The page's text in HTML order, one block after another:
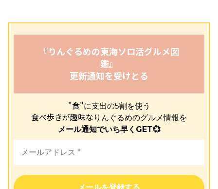
『りんぐるめの東海ソロ活グルメ図
鑑』
更新通知を受けとる
"食"に支出の5割を使う
食べ歩きが趣味な りんぐるめのグルメ情報を
メール通知でいち早くGET💞